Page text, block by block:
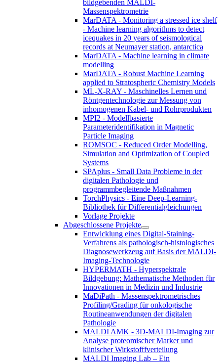
bildgebenden MALDI-
Massenspektrometrie
MarDATA - Monitoring a stressed ice shelf
- Machine learning algorithms to detect
icequakes in 20 years of seismological
records at Neumayer station, antarctica
MarDATA - Machine learning in climate
modelling
MarDATA - Robust Machine Learning
applied to Stratospheric Chemistry Models
ML-X-RAY - Maschinelles Lernen und
Röntgentechnologie zur Messung von
inhomogenen Kabel- und Rohrprodukten
MPI2 - Modellbasierte
Parameteridentifikation in Magnetic
Particle Imaging
ROMSOC - Reduced Order Modelling,
Simulation and Optimization of Coupled
Systems
SPAplus - Small Data Probleme in der
digitalen Pathologie und
programmbegleitende Maßnahmen
TorchPhysics - Eine Deep-Learning-
Bibliothek für Differentialgleichungen
Vorlage Projekte
Abgeschlossene Projekte
Entwicklung eines Digital-Staining-
Verfahrens als pathologisch-histologisches
Diagnosewerkzeug auf Basis der MALDI-
Imaging-Technologie
HYPERMATH - Hyperspektrale
Bildgebung: Mathematische Methoden für
Innovationen in Medizin und Industrie
MaDiPath - Massenspektrometrisches
Profiling/Grading für onkologische
Routineanwendungen der digitalen
Pathologie
MALDI AMK - 3D-MALDI-Imaging zur
Analyse proteomischer Marker und
klinischer Wirkstofffverteilung
MALDI Imaging Lab – Ein